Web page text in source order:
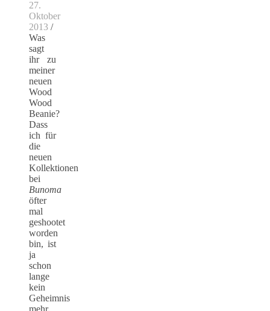
27.
Oktober
2013 /
Was
sagt
ihr zu
meiner
neuen
Wood
Wood
Beanie?
Dass
ich für
die
neuen
Kollektionen
bei
Bunoma
öfter
mal
geshootet
worden
bin, ist
ja
schon
lange
kein
Geheimnis
mehr.